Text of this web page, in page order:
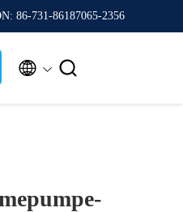
86-731-86187065-2356
 